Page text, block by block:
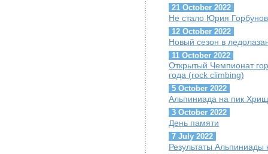
21 October 2022
Не стало Юрия
12 October 2022
Новый сезон в
11 October 2022
Открытый Чемпионат
года (rock climbing)
5 October 2022
Альпиниада на пик
3 October 2022
День памяти
7 July 2022
Результаты